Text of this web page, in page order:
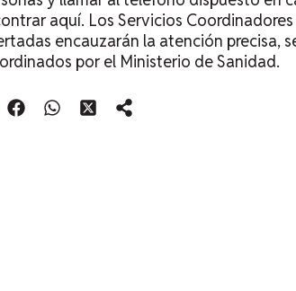
aquí. Los Servicios
encauzarán la atención precisa,
por el Ministerio de Sanidad.